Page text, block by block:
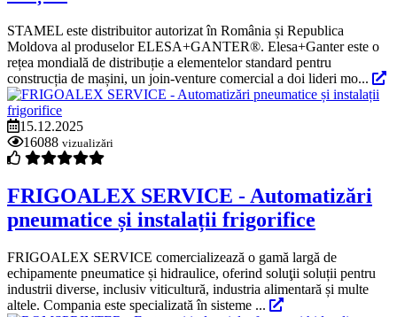
STAMEL este distribuitor autorizat în România și Republica
Moldova al produselor ELESA+GANTER®. Elesa+Ganter este o
rețea mondială de distribuție a elementelor standard pentru
construcția de mașini, un join-venture comercial a doi lideri mo...
15.12.2025
16088 vizualizări
FRIGOALEX SERVICE - Automatizări
pneumatice și instalații frigorifice
FRIGOALEX SERVICE comercializează o gamă largă de
echipamente pneumatice și hidraulice, oferind soluţii soluții pentru
industrii diverse, inclusiv viticultură, industria alimentară și multe
altele. Compania este specializată în sisteme ...